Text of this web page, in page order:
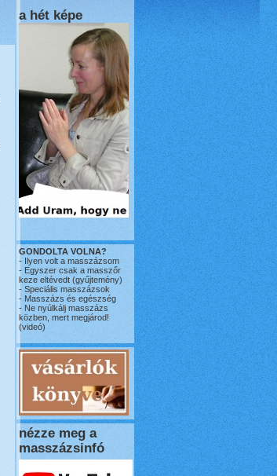
a hét képe
GONDOLTA VOLNA?
- Ilyen volt a masszázsom
- Egyszer csak a masszőr
keze eltévedt (gyűjtemény)
- Speciális masszázsok
- Masszázs és egészség
- Ne nyúlkálj masszázs
közben, mert megjárod!
(videó)
nézze meg a
masszázsinfó